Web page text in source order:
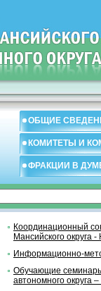
ОБЩИЕ
КОМИТЕТЫ И
ФРАКЦИИ В
Координационный
Мансийского округа
Информационно-
Обучающие семинары
автономного округа